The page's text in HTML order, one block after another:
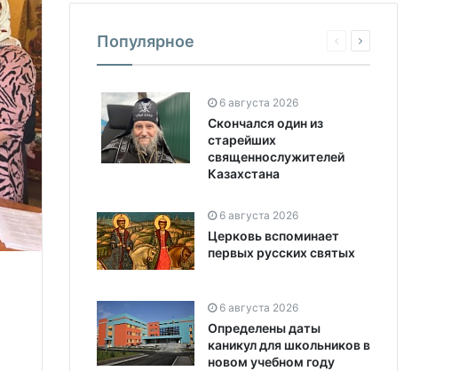
Популярное
6 августа 2026
Скончался один из
старейших
священнослужителей
Казахстана
6 августа 2026
Церковь вспоминает
первых русских святых
6 августа 2026
Определены даты
каникул для школьников в
новом учебном году